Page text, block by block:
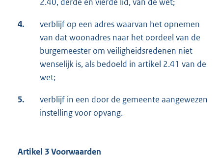
4.
verblijf op een adres waarvan het opnemen
van dat woonadres naar het oordeel van de
burgemeester om veiligheidsredenen niet
wenselijk is, als bedoeld in artikel 2.41 van de
wet;
5.
verblijf in een door de gemeente aangewezen
instelling voor opvang.
Artikel 3 Voorwaarden